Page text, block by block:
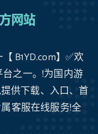
B1YD.com】✅欢
之一。!为国内游
供下载、入口、首
客服在线服务!全